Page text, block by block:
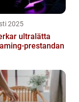
2025
ultralätta
prestandan